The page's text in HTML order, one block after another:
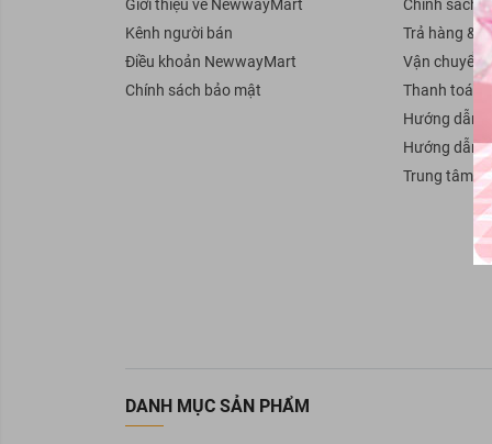
Ellips
Sunsilk
Organic Shop
Giới thiệu về NewwayMart
Kênh người bán
Điều khoản NewwayMart
Chính sách bảo mật
Chính sách
Trả hàng &
Vận chuyển
Thanh toán
Hướng dẫn
Hướng dẫn
Trung tâm
DANH MỤC SẢN PHẨM